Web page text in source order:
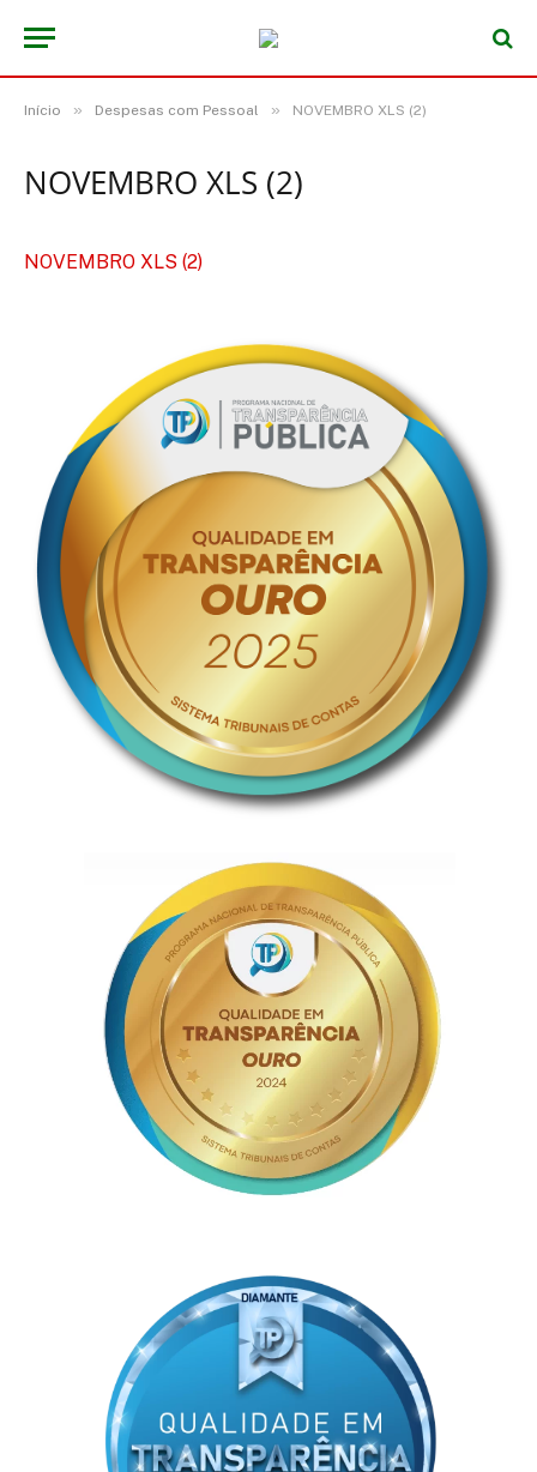
Início » Despesas com Pessoal » NOVEMBRO XLS (2)
NOVEMBRO XLS (2)
NOVEMBRO XLS (2)